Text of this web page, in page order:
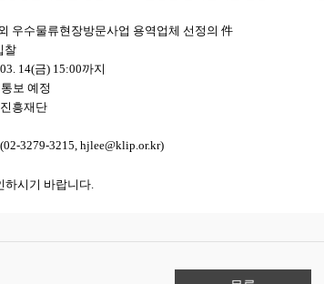
우수물류현장방문사업 용역업체 선정의 件
찰
14(금) 15:00까지
보 예정
흥재단
3279-3215, hjlee@klip.or.kr)
하시기 바랍니다.